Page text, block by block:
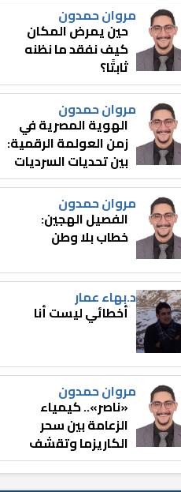
مروان حمدون
حين يمرض المكان
كيف نفقد ما نظنه
ثابتًا؟
مروان حمدون
الهوية المصرية في
زمن العولمة الرقمية:
بين تحديات السرديات
وصناعة الوعي
مروان حمدون
الفصيل الهجين:
خطاب بلا وطن
د.بهاء عمار
أخطائي ليست أنا
مروان حمدون
«ناصر».. كيمياء
الزعامة بين سحر
الكاريزما وتقشف
الثائر